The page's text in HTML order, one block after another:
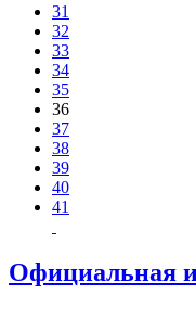
31
32
33
34
35
36
37
38
39
40
41
Официальная